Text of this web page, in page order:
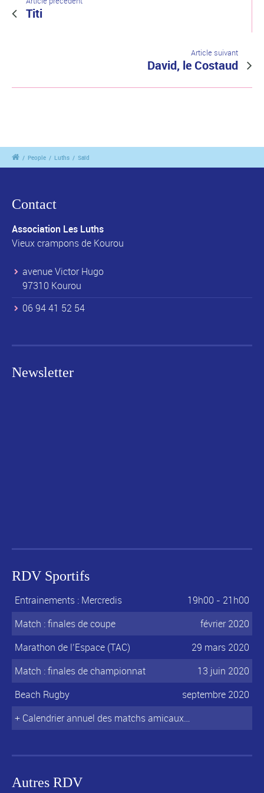
Titi
Article suivant
David, le Costaud
/ People / Luths / Saïd
Contact
Association Les Luths
Vieux crampons de Kourou
avenue Victor Hugo
97310 Kourou
06 94 41 52 54
Newsletter
RDV Sportifs
Entrainements : Mercredis
19h00 - 21h00
Match : finales de coupe
février 2020
Marathon de l’Espace (TAC)
29 mars 2020
Match : finales de championnat
13 juin 2020
Beach Rugby
septembre 2020
+ Calendrier annuel des matchs amicaux…
Autres RDV